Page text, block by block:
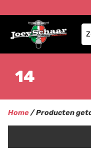
14
Home/ Producten